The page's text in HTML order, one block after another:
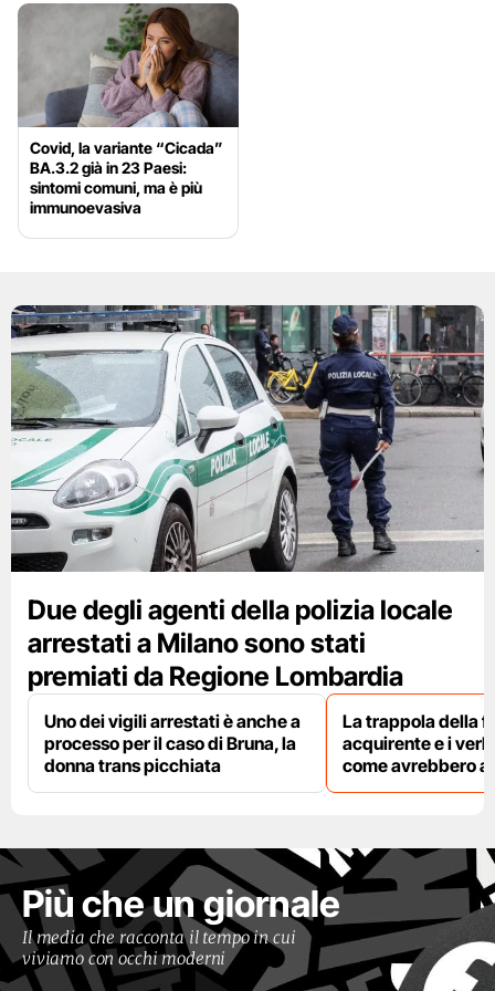
Covid, la variante “Cicada”
BA.3.2 già in 23 Paesi:
sintomi comuni, ma è più
immunoevasiva
Due degli agenti della polizia locale
arrestati a Milano sono stati
premiati da Regione Lombardia
Uno dei vigili arrestati è anche a
processo per il caso di Bruna, la
donna trans picchiata
La trappola della
acquirente e i
come avrebbero
Più che un giornale
Il media che racconta il tempo in cui
viviamo con occhi moderni